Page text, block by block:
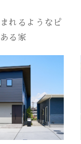
れるようなピ
る家